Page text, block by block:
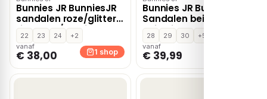
Bunnies JR BunniesJR
sandalen roze/glitter –
Lichtroze/multi
22 23 24
+2
vanaf
€ 38,00 1 shop
Bunnies JR BunniesJR
Sandalen beige
Imitatieleer
28 29 30
+5
vanaf
€ 39,99